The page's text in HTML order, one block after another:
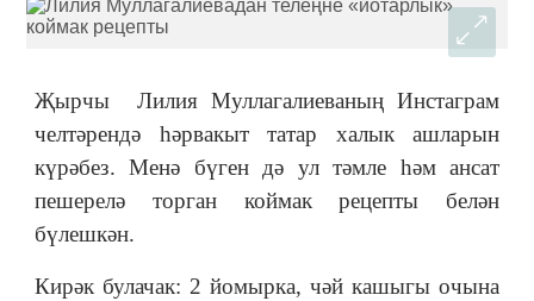
Җырчы Лилия Муллагалиеваның Инстаграм
челтәрендә һәрвакыт татар халык ашларын
күрәбез. Менә бүген дә ул тәмле һәм ансат
пешерелә торган коймак рецепты белән
бүлешкән.
Кирәк булачак: 2 йомырка, чәй кашыгы очына